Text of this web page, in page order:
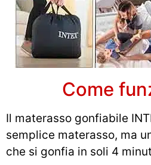
Come
Il materasso gonfiabile
semplice materasso, ma
che si gonfia in soli 4